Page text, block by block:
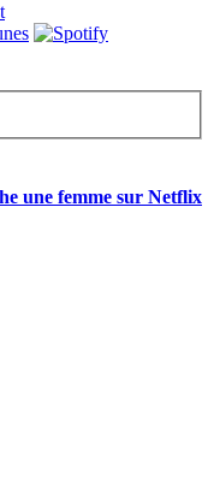
une femme sur Netflix